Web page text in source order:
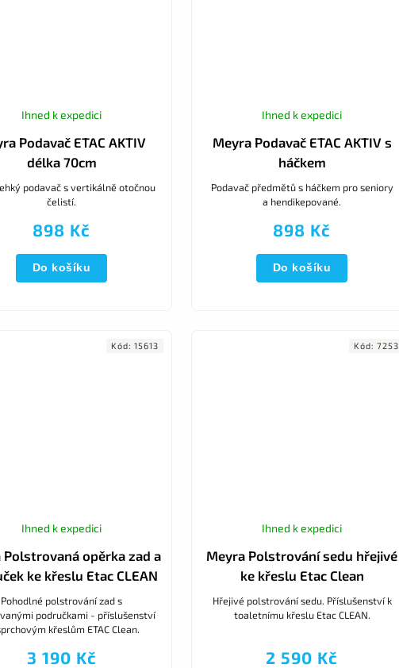
Podavač ETAC AKTIV
délka 70cm
Ihned k expedici
898 Kč
Do košíku
podavač s vertikálně otočnou
čelistí.
Meyra Podavač ETAC AKTIV s
háčkem
Ihned k expedici
898 Kč
Do košíku
Podavač předmětů s háčkem pro seniory
a hendikepované.
Polstrovaná opěrka zad a
ke křeslu Etac CLEAN
Ihned k expedici
3 190 Kč
Pohodlné polstrování zad s
područkami - příslušenství
křeslům ETAC Clean.
Kód: 15613
Meyra Polstrování sedu hřejivé
ke křeslu Etac Clean
Ihned k expedici
2 590 Kč
Hřejivé polstrování sedu. Příslušenství k
toaletnímu křeslu Etac CLEAN.
Kód: 7253